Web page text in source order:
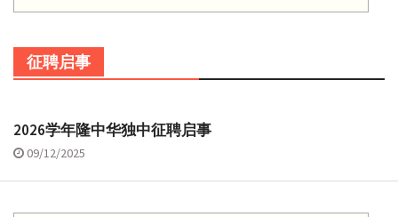
征聘启事
2026学年隆中华独中征聘启事
09/12/2025